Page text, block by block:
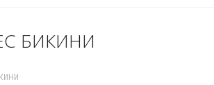
БИКИНИ